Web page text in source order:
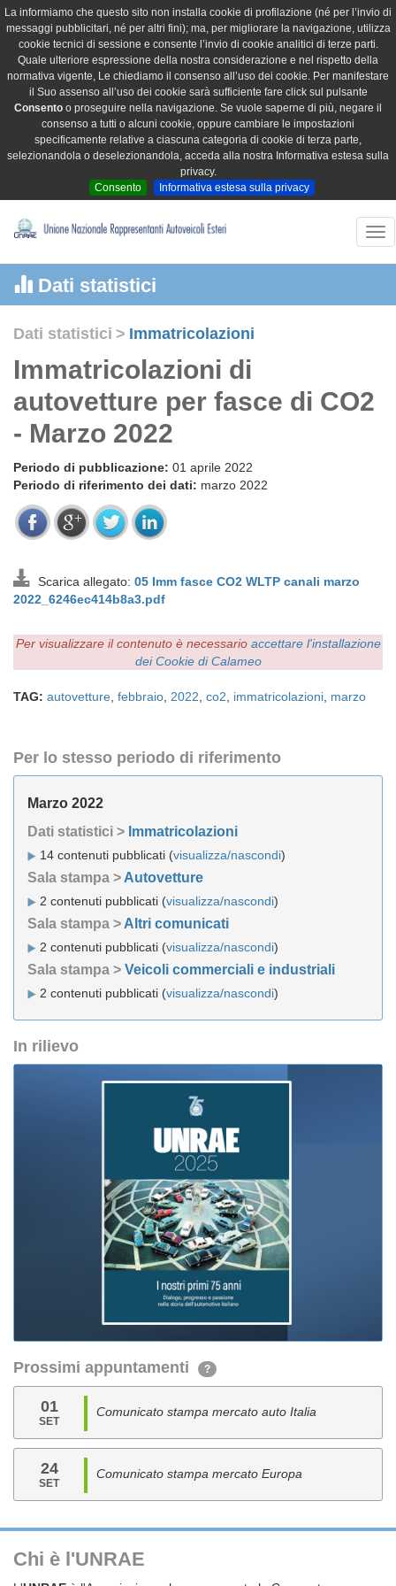
La informiamo che questo sito non installa cookie di profilazione (né per l’invio di
messaggi pubblicitari, né per altri fini); ma, per migliorare la navigazione, utilizza
cookie tecnici di sessione e consente l’invio di cookie analitici di terze parti.
Quale ulteriore espressione della nostra considerazione e nel rispetto della
normativa vigente, Le chiediamo il consenso all’uso dei cookie. Per manifestare
il Suo assenso all’uso dei cookie sarà sufficiente fare click sul pulsante
Consento o proseguire nella navigazione. Se vuole saperne di più, negare il
consenso a tutti o alcuni cookie, oppure cambiare le impostazioni
specificamente relative a ciascuna categoria di cookie di terza parte,
selezionandola o deselezionandola, acceda alla nostra Informativa estesa sulla
privacy.
Consento
Informativa estesa sulla privacy
Dati statistici
Dati statistici > Immatricolazioni
Immatricolazioni di
autovetture per fasce di CO2
- Marzo 2022
Periodo di pubblicazione: 01 aprile 2022
Periodo di riferimento dei dati: marzo 2022
Scarica allegato: 05 Imm fasce CO2 WLTP canali marzo
2022_6246ec414b8a3.pdf
Per visualizzare il contenuto è necessario accettare l'installazione
dei Cookie di Calameo
TAG: autovetture febbraio 2022 co2 immatricolazioni marzo
Per lo stesso periodo di riferimento
Marzo 2022
Dati statistici > Immatricolazioni
14 contenuti pubblicati (visualizza/nascondi)
Sala stampa > Autovetture
2 contenuti pubblicati (visualizza/nascondi)
Sala stampa > Altri comunicati
2 contenuti pubblicati (visualizza/nascondi)
Sala stampa > Veicoli commerciali e industriali
2 contenuti pubblicati (visualizza/nascondi)
In rilievo
Prossimi appuntamenti ?
01
SET
Comunicato stampa mercato auto Italia
24
SET
Comunicato stampa mercato Europa
Chi è l'UNRAE